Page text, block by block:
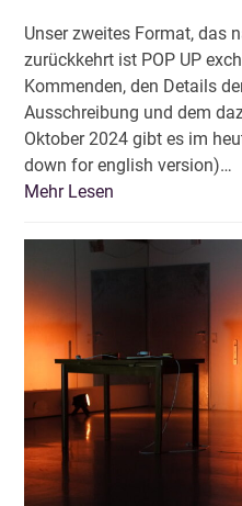
Unser zweites Format, das
zurückkehrt ist POP UP
Kommenden, den Details
Ausschreibung und dem
Oktober 2024 gibt es im
down for english version)…
Mehr Lesen